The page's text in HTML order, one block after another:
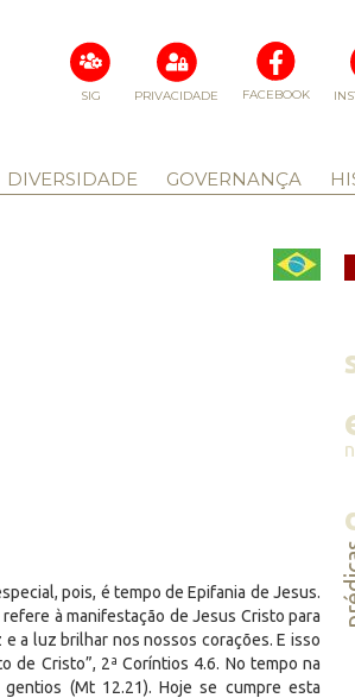
FACEBOOK
PRIVACIDADE
SIG
DIVERSIDADE GOVERNANÇA
pois, é tempo de Epifania de Jesus.
à manifestação de Jesus Cristo para
a luz brilhar nos nossos corações. E isso
Cristo”, 2ª Coríntios 4.6. No tempo na
(Mt 12.21). Hoje se cumpre esta